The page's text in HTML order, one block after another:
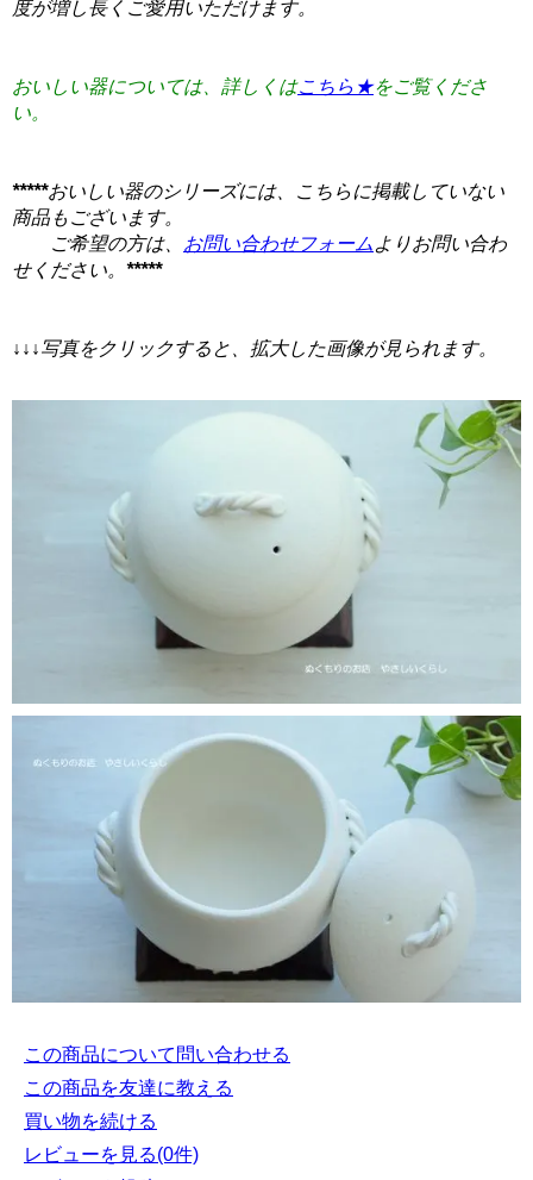
度が増し長くご愛用いただけます。
おいしい器については、詳しくはこちら★をご覧くださ
い。
*****おいしい器のシリーズには、こちらに掲載していない
商品もございます。
ご希望の方は、
お問い合わせフォームよりお問い合わ
せください。 *****
↓↓↓写真をクリックすると、拡大した画像が見られます。
この商品について問い合わせる
この商品を友達に教える
買い物を続ける
レビューを見る(0件)